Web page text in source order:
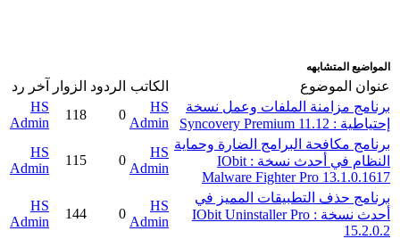
المواضيع المتشابهه
عنوان الموضوع الكاتب الردود الزوار
آخر رد
برنامج مزامنة الملفات وعمل نسخة
إحتياطية : Syncovery Premium 11.12
HS
Admin
0
118
HS
Admin
برنامج مكافحة البرامج الضارة وحماية
النظام في أحدث نسخة : IObit
Malware Fighter Pro 13.1.0.1617
HS
Admin
0
115
HS
Admin
برنامج حذف التطبيقات المميز في
أحدث نسخة : IObit Uninstaller Pro
15.2.0.2
HS
Admin
0
144
HS
Admin